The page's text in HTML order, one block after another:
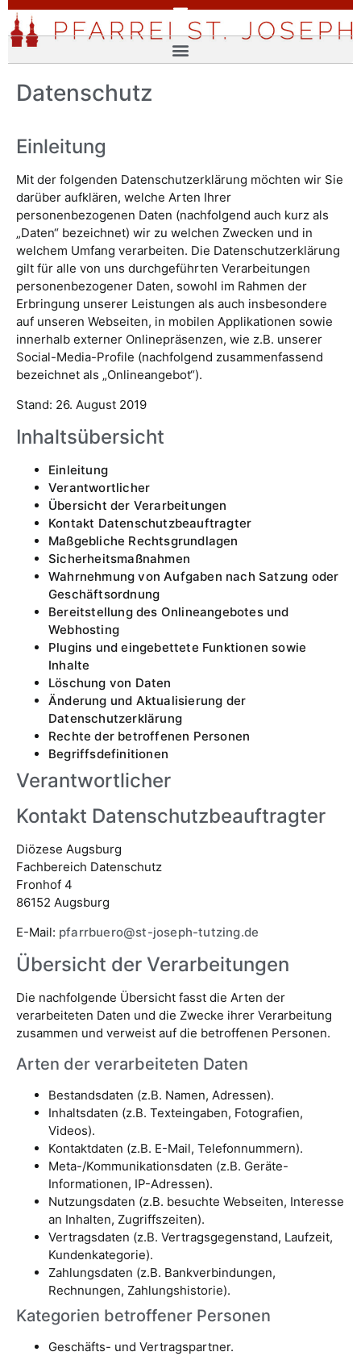
Datenschutz
Einleitung
Mit der folgenden Datenschutzerklärung möchten wir Sie
darüber aufklären, welche Arten Ihrer
personenbezogenen Daten (nachfolgend auch kurz als
„Daten“ bezeichnet) wir zu welchen Zwecken und in
welchem Umfang verarbeiten. Die Datenschutzerklärung
gilt für alle von uns durchgeführten Verarbeitungen
personenbezogener Daten, sowohl im Rahmen der
Erbringung unserer Leistungen als auch insbesondere
auf unseren Webseiten, in mobilen Applikationen sowie
innerhalb externer Onlinepräsenzen, wie z.B. unserer
Social-Media-Profile (nachfolgend zusammenfassend
bezeichnet als „Onlineangebot“).
Stand: 26. August 2019
Inhaltsübersicht
Einleitung
Verantwortlicher
Übersicht der Verarbeitungen
Kontakt Datenschutzbeauftragter
Maßgebliche Rechtsgrundlagen
Sicherheitsmaßnahmen
Wahrnehmung von Aufgaben nach Satzung oder
Geschäftsordnung
Bereitstellung des Onlineangebotes und
Webhosting
Plugins und eingebettete Funktionen sowie
Inhalte
Löschung von Daten
Änderung und Aktualisierung der
Datenschutzerklärung
Rechte der betroffenen Personen
Begriffsdefinitionen
Verantwortlicher
Kontakt Datenschutzbeauftragter
Diözese Augsburg
Fachbereich Datenschutz
Fronhof 4
86152 Augsburg
E-Mail: pfarrbuero@st-joseph-tutzing.de
Übersicht der Verarbeitungen
Die nachfolgende Übersicht fasst die Arten der
verarbeiteten Daten und die Zwecke ihrer Verarbeitung
zusammen und verweist auf die betroffenen Personen.
Arten der verarbeiteten Daten
Bestandsdaten (z.B. Namen, Adressen).
Inhaltsdaten (z.B. Texteingaben, Fotografien,
Videos).
Kontaktdaten (z.B. E-Mail, Telefonnummern).
Meta-/Kommunikationsdaten (z.B. Geräte-
Informationen, IP-Adressen).
Nutzungsdaten (z.B. besuchte Webseiten, Interesse
an Inhalten, Zugriffszeiten).
Vertragsdaten (z.B. Vertragsgegenstand, Laufzeit,
Kundenkategorie).
Zahlungsdaten (z.B. Bankverbindungen,
Rechnungen, Zahlungshistorie).
Kategorien betroffener Personen
Geschäfts- und Vertragspartner.